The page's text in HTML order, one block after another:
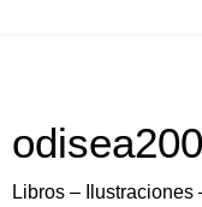
Libros –